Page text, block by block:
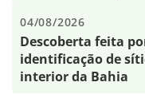
04/08/2026
Descoberta feita
identificação de
interior da Bahia